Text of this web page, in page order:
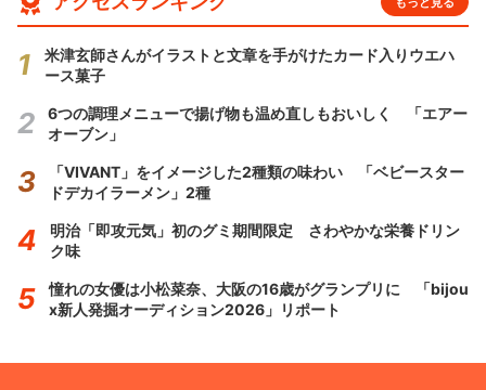
米津玄師さんがイラストと文章を手がけたカード入りウエハ
ース菓子
6つの調理メニューで揚げ物も温め直しもおいしく 「エアー
オーブン」
「VIVANT」をイメージした2種類の味わい 「ベビースター
ドデカイラーメン」2種
明治「即攻元気」初のグミ期間限定 さわやかな栄養ドリン
ク味
憧れの女優は小松菜奈、大阪の16歳がグランプリに 「bijou
x新人発掘オーディション2026」リポート